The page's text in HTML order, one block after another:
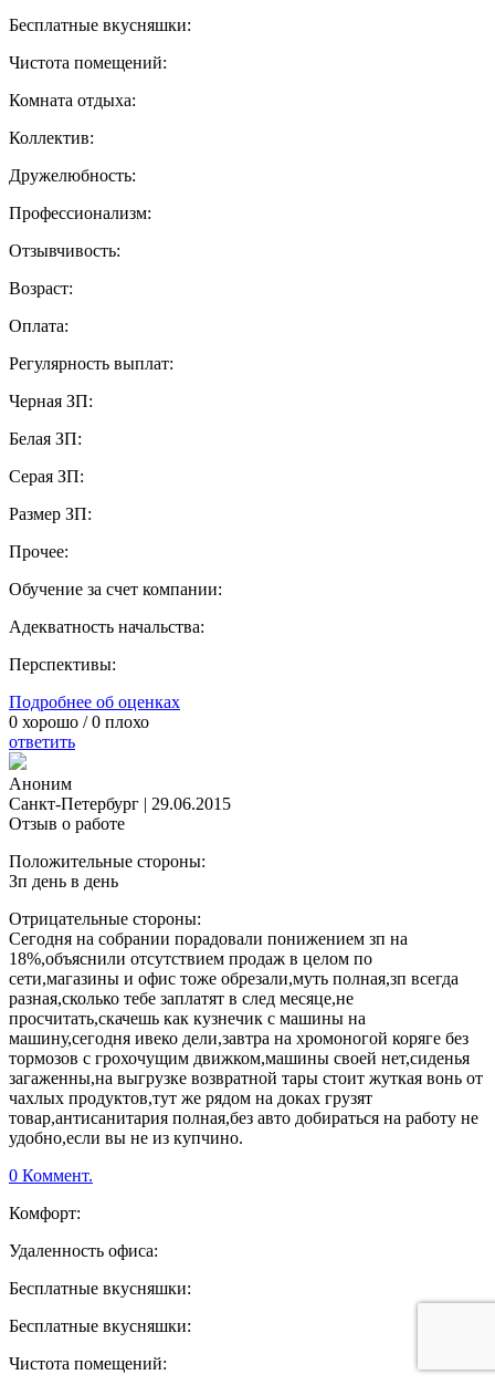
Бесплатные вкусняшки:
Чистота помещений:
Комната отдыха:
Коллектив:
Дружелюбность:
Профессионализм:
Отзывчивость:
Возраст:
Оплата:
Регулярность выплат:
Черная ЗП:
Белая ЗП:
Серая ЗП:
Размер ЗП:
Прочее:
Обучение за счет компании:
Адекватность начальства:
Перспективы:
Подробнее об оценках
0 хорошо /0 плохо
ответить
Аноним
Санкт-Петербург | 29.06.2015
Отзыв о работе
Положительные стороны:
Зп день в день
Отрицательные стороны:
Сегодня на собрании порадовали понижением зп на
18%,объяснили отсутствием продаж в целом по
сети,магазины и офис тоже обрезали,муть полная,зп всегда
разная,сколько тебе заплатят в след месяце,не
просчитать,скачешь как кузнечик с машины на
машину,сегодня ивеко дели,завтра на хромоногой коряге без
тормозов с грохочущим движком,машины своей нет,сиденья
загаженны,на выгрузке возвратной тары стоит жуткая вонь от
чахлых продуктов,тут же рядом на доках грузят
товар,антисанитария полная,без авто добираться на работу не
удобно,если вы не из купчино.
0 Коммент.
Комфорт:
Удаленность офиса:
Бесплатные вкусняшки:
Бесплатные вкусняшки:
Чистота помещений: